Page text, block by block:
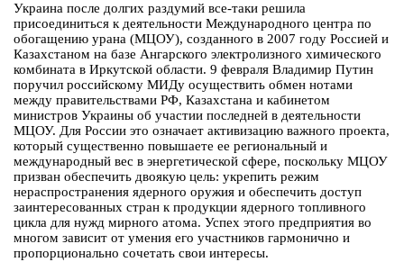
Украина после долгих раздумий все-таки решила
присоединиться к деятельности Международного центра по
обогащению урана (МЦОУ), созданного в 2007 году Россией и
Казахстаном на базе Ангарского электролизного химического
комбината в Иркутской области. 9 февраля Владимир Путин
поручил российскому МИДу осуществить обмен нотами
между правительствами РФ, Казахстана и кабинетом
министров Украины об участии последней в деятельности
МЦОУ. Для России это означает активизацию важного проекта,
который существенно повышаете ее региональный и
международный вес в энергетической сфере, поскольку МЦОУ
призван обеспечить двоякую цель: укрепить режим
нераспространения ядерного оружия и обеспечить доступ
заинтересованных стран к продукции ядерного топливного
цикла для нужд мирного атома. Успех этого предприятия во
многом зависит от умения его участников гармонично и
пропорционально сочетать свои интересы.